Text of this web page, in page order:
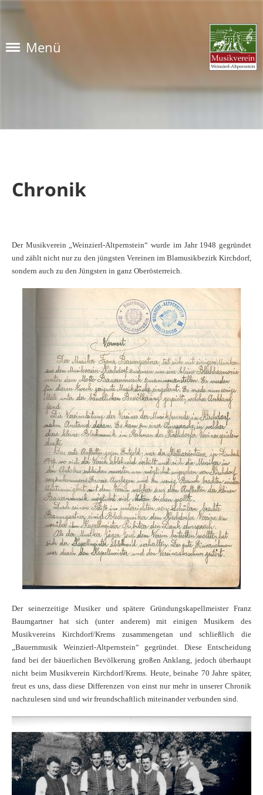
Menü
Chronik
Der Musikverein „Weinzierl-Altpernstein“ wurde im Jahr 1948 gegründet
und zählt nicht nur zu den jüngsten Vereinen im Blamusikbezirk Kirchdorf,
sondern auch zu den Jüngsten in ganz Oberösterreich.
Der seinerzeitige Musiker und spätere Gründungskapellmeister Franz
Baumgartner hat sich (unter anderem) mit einigen Musikern des
Musikvereins Kirchdorf/Krems zusammengetan und schließlich die
„Bauernmusik Weinzierl-Altpernstein“ gegründet. Diese Entscheidung
fand bei der bäuerlichen Bevölkerung großen Anklang, jedoch überhaupt
nicht beim Musikverein Kirchdorf/Krems. Heute, beinahe 70 Jahre später,
freut es uns, dass diese Differenzen von einst nur mehr in unserer Chronik
nachzulesen sind und wir freundschaftlich miteinander verbunden sind.